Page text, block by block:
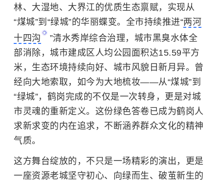
林、大湿地、大界江的优质生态禀赋，实现从
“煤城”到“绿城”的华丽蝶变。全市持续推进“两河
十四沟
”清水秀岸综合治理，城市黑臭水体全
部消除，城市建成区人均公园面积达15.59平方
米，生态环境持续向好、城市风貌日新月异。曾
经向大地索取，如今为大地梳妆——从“煤城”到
“绿城”，鹤岗完成的不仅是一次转身，更是对城
市灵魂的重新定义。这份绿色答卷已成为鹤岗人
求新求变的内在追求，不断涵养群众文化的精神
气质。
这方舞台绽放的，不只是一场精彩的演出，更是
一座资源老城坚守初心、向绿而生、破茧新生的